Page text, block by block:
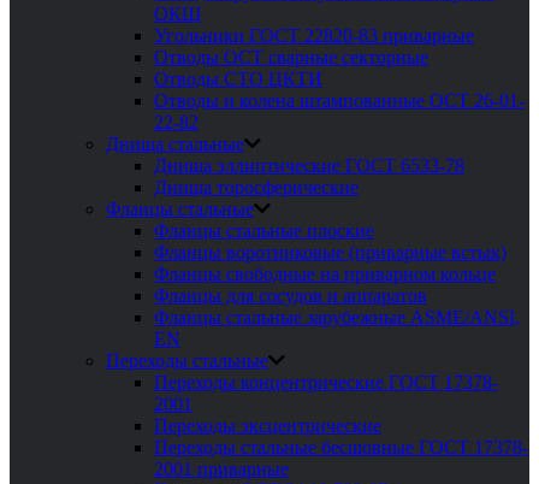
ОКШ
Угольники ГОСТ 22820-83 приварные
Отводы ОСТ сварные секторные
Отводы СТО ЦКТИ
Отводы и колена штампованные ОСТ 26-01-
22-82
Днища стальные
Днища эллиптические ГОСТ 6533-78
Днища торосферические
Фланцы стальные
Фланцы стальные плоские
Фланцы воротниковые (приварные встык)
Фланцы свободные на приварном кольце
Фланцы для сосудов и аппаратов
Фланцы стальные зарубежные ASME/ANSI,
EN
Переходы стальные
Переходы концентрические ГОСТ 17378-
2001
Переходы эксцентрические
Переходы стальные бесшовные ГОСТ 17378-
2001 приварные